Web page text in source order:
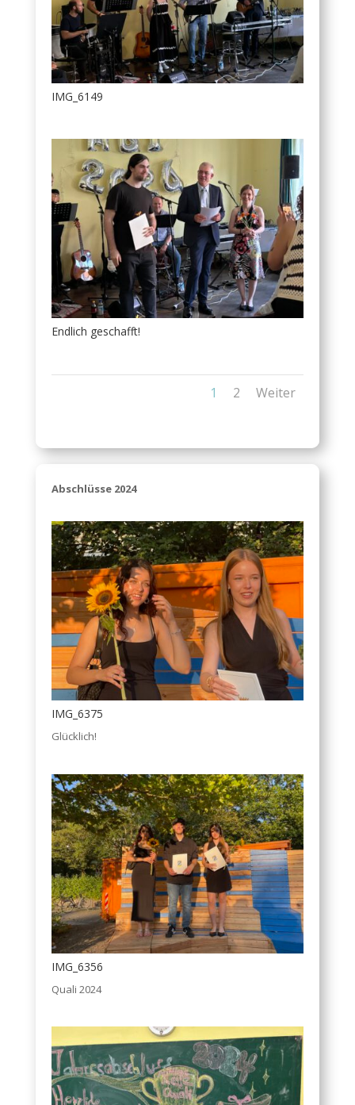
IMG_6149
Endlich geschafft!
1 2 Weiter
Abschlüsse 2024
IMG_6375
Glücklich!
IMG_6356
Quali 2024